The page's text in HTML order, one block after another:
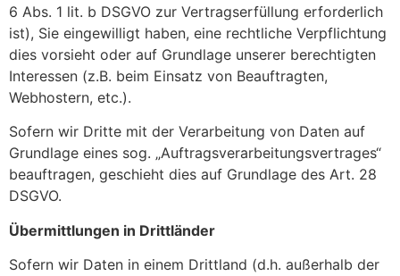
6 Abs. 1 lit. b DSGVO zur Vertragserfüllung erforderlich
ist), Sie eingewilligt haben, eine rechtliche Verpflichtung
dies vorsieht oder auf Grundlage unserer berechtigten
Interessen (z.B. beim Einsatz von Beauftragten,
Webhostern, etc.).
Sofern wir Dritte mit der Verarbeitung von Daten auf
Grundlage eines sog. „Auftragsverarbeitungsvertrages“
beauftragen, geschieht dies auf Grundlage des Art. 28
DSGVO.
Übermittlungen in Drittländer
Sofern wir Daten in einem Drittland (d.h. außerhalb der